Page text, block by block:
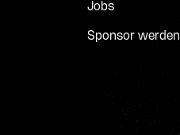
Jobs
Sponsor werden